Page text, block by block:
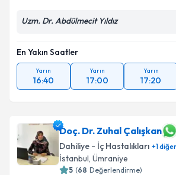
Uzm. Dr. Abdülmecit Yıldız
En Yakın Saatler
Yarın
16:40
Yarın
17:00
Yarın
17:20
Doç. Dr. Zuhal Çalışkan
Dahiliye - İç Hastalıkları +1diğer
İstanbul, Ümraniye
5 (68 Değerlendirme)